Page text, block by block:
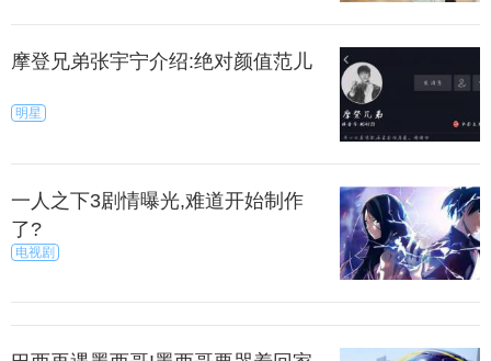
秀目网 / 科技 /手机
摩登兄弟张宇宁介绍:绝对颜值范儿
明星
一人之下3剧情曝光,难道开始制作
了?
电视剧